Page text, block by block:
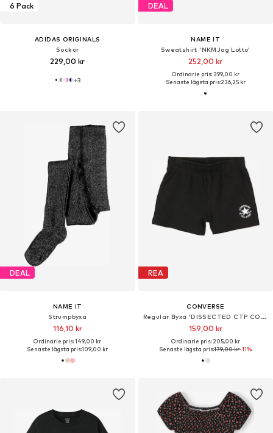
6 Pack
ADIDAS ORIGINALS
Sockor
229,00 kr
+3
DEAL
NAME IT
Sweatshirt 'NKMJog Lotto'
252,00 kr
Ordinarie pris: 399,00 kr
Senaste lägsta pris:236,25 kr
DEAL
NAME IT
Strumpbyxa
116,10 kr
Ordinarie pris: 149,00 kr
Senaste lägsta pris:109,00 kr
REA
CONVERSE
Regular Byxa 'DISSECTED CTP CORE'
159,00 kr
Ordinarie pris: 205,00 kr
Senaste lägsta pris:179,00 kr-11%